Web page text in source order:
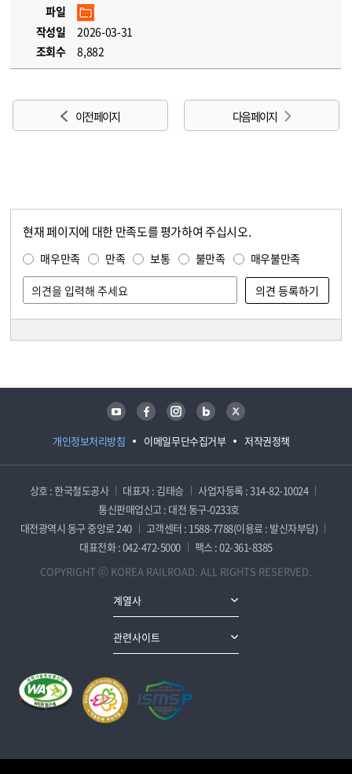
파일
작성일
2026-03-31
조회수
8,882
이전 페이지 다음 페이지
현재 페이지에 대한 만족도를 평가하여 주십시오.
매우만족 만족 보통 불만족 매우불만족
개인정보처리방침 이메일무단수집거부 저작권정책
유튜브 페이스북 인스타그램 블로그 트위터
상호 : 한국철도공사 대표자 : 김태승
사업자등록 : 314-82-10024
통신판매업신고 : 대전 동구-0233호
대전광역시 동구 중앙로 240
고객센터 : 1588-7788(이용료 : 발신자부담)
대표전화 : 042-472-5000
팩스 : 02-361-8385
COPYRIGHT ⓒ KOREA RAILROAD. ALL RIGHTS RESERVED.
계열사
관련사이트